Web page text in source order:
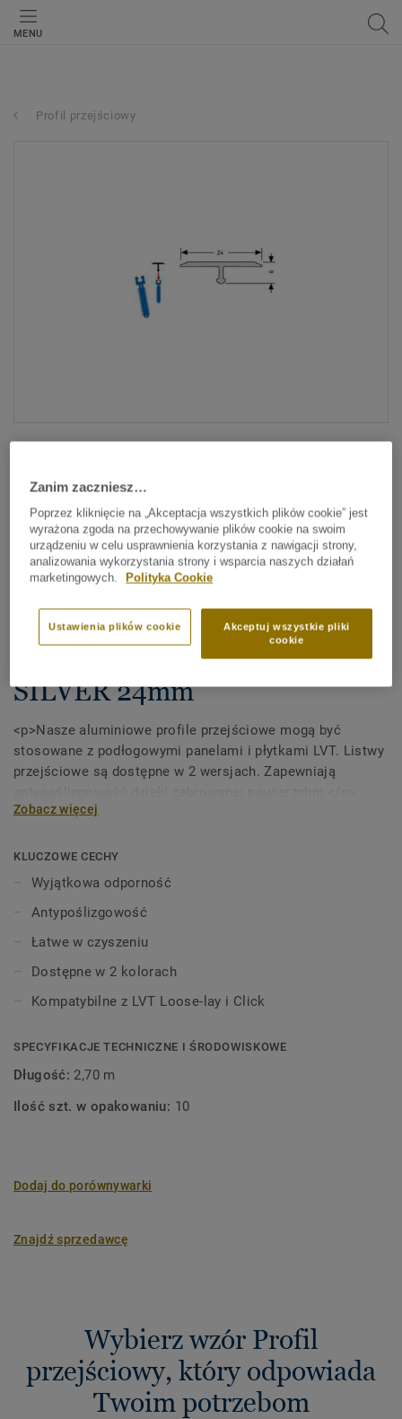
MENU
Profil przejściowy
Sprawdź wszystkie wzory (4)
Profil przejściowy -
TRANSITION STRIP GT
SILVER 24mm
<p>Nasze aluminiowe profile przejściowe mogą być
stosowane z podłogowymi panelami i płytkami LVT. Listwy
przejściowe są dostępne w 2 wersjach. Zapewniają
Zobacz więcej
KLUCZOWE CECHY
Wyjątkowa odporność
Antypoślizgowość
Łatwe w czyszeniu
Dostępne w 2 kolorach
Kompatybilne z LVT Loose-lay i Click
SPECYFIKACJE TECHNICZNE I ŚRODOWISKOWE
Długość: 2,70 m
Ilość szt. w opakowaniu: 10
Dodaj do porównywarki
Znajdź sprzedawcę
Wybierz wzór Profil
przejściowy, który odpowiada
Twoim potrzebom
Zanim zaczniesz…
Poprzez kliknięcie na „Akceptacja wszystkich plików cookie” jest
wyrażona zgoda na przechowywanie plików cookie na swoim
urządzeniu w celu usprawnienia korzystania z nawigacji strony,
analizowania wykorzystania strony i wsparcia naszych działań
marketingowych.
Polityka Cookie
Akceptuj wszystkie pliki
cookie
Ustawienia plików cookie